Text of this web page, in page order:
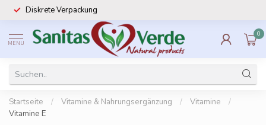
Diskrete Verpackung
MENU
0
Startseite / Vitamine & Nahrungsergänzung / Vitamine
/
Vitamine E